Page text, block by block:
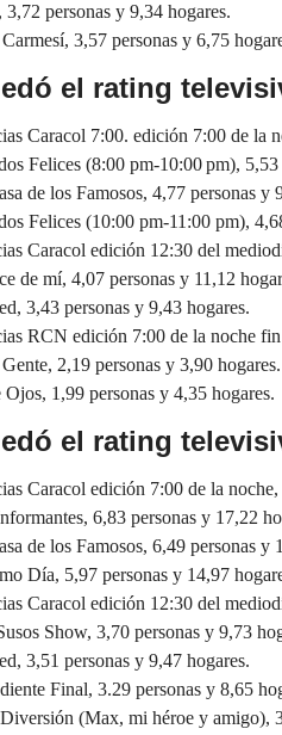
3,72 personas y 9,34 hogares.
3,57 personas y 6,75
el rating
Caracol 7:00. edición 7:00 de la
Felices (8:00 pm-10:00 pm),
de los Famosos, 4,77 personas y
Felices (10:00 pm-11:00 pm),
Caracol edición 12:30 del
de mí, 4,07 personas y 11,12
3,43 personas y 9,43 hogares.
RCN edición 7:00 de la noche
2,19 personas y 3,90 hogares.
Ojos, 1,99 personas y 4,35 hogares.
el rating
Caracol edición 7:00 de la
6,83 personas y 17,22
de los Famosos, 6,49 personas y
Día, 5,97 personas y 14,97
Caracol edición 12:30 del
Show, 3,70 personas y 9,73
3,51 personas y 9,47 hogares.
Final, 3.29 personas y 8,65
(Max, mi héroe y amigo),